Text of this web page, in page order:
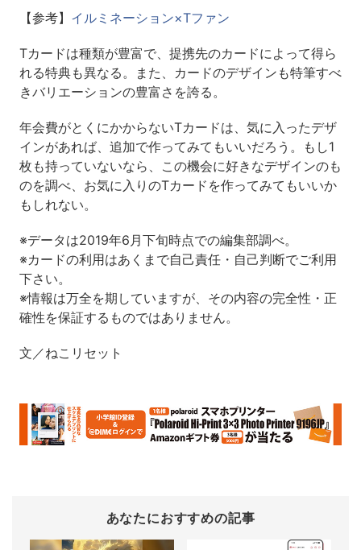
【参考】 イルミネーション×Tファン
Tカードは種類が豊富で、提携先のカードによって得ら
れる特典も異なる。また、カードのデザインも特筆すべ
きバリエーションの豊富さを誇る。
年会費がとくにかからないTカードは、気に入ったデザ
インがあれば、追加で作ってみてもいいだろう。もし1
枚も持っていないなら、この機会に好きなデザインのも
のを調べ、お気に入りのTカードを作ってみてもいいか
もしれない。
※データは2019年6月下旬時点での編集部調べ。
※カードの利用はあくまで自己責任・自己判断でご利用
下さい。
※情報は万全を期していますが、その内容の完全性・正
確性を保証するものではありません。
文／ねこリセット
あなたにおすすめの記事